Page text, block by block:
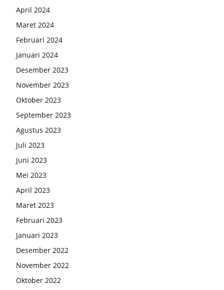
April 2024
Maret 2024
Februari 2024
Januari 2024
Desember 2023
November 2023
Oktober 2023
September 2023
Agustus 2023
Juli 2023
Juni 2023
Mei 2023
April 2023
Maret 2023
Februari 2023
Januari 2023
Desember 2022
November 2022
Oktober 2022